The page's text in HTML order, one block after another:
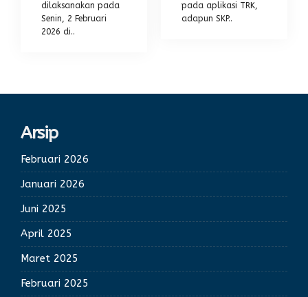
dilaksanakan pada
Senin, 2 Februari
2026 di..
pada aplikasi TRK,
adapun SKP..
Arsip
Februari 2026
Januari 2026
Juni 2025
April 2025
Maret 2025
Februari 2025